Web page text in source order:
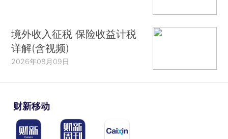
境外收入征税 保险收益计税
详解(含视频)
2026年08月09日
财新移动